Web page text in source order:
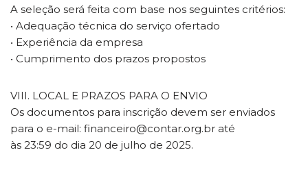
A seleção será feita com base nos seguintes critérios:
• Adequação técnica do serviço ofertado
• Experiência da empresa
• Cumprimento dos prazos propostos
VIII. LOCAL E PRAZOS PARA O ENVIO
Os documentos para inscrição devem ser enviados
para o e-mail: financeiro@contar.org.br até
às 23:59 do dia 20 de julho de 2025.